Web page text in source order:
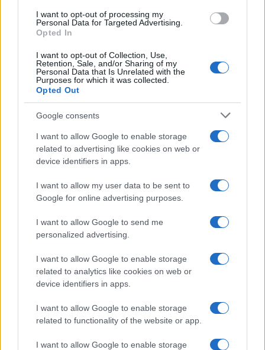
I want to opt-out of processing my
Personal Data for Targeted Advertising.
Opted In
I want to opt-out of Collection, Use,
Retention, Sale, and/or Sharing of my
Personal Data that Is Unrelated with the
Purposes for which it was collected.
Opted Out
Google consents
I want to allow Google to enable storage
related to advertising like cookies on web or
device identifiers in apps.
I want to allow my user data to be sent to
Google for online advertising purposes.
I want to allow Google to send me
personalized advertising.
I want to allow Google to enable storage
related to analytics like cookies on web or
device identifiers in apps.
I want to allow Google to enable storage
related to functionality of the website or app.
I want to allow Google to enable storage
Continua a leggere
Vigezzo
Andrea Conforti · 5 Ago 2026
NERD NEWS